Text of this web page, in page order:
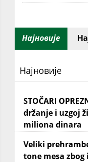
Најновије
Најновије
STOČARI
držanje i uzgoj
miliona dinara
Veliki
tone mesa